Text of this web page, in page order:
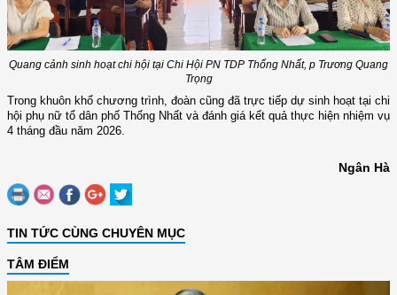
Quang cảnh sinh hoạt chi hội tại Chi Hội PN TDP Thống Nhất, p Trương Quang
Trọng
Trong khuôn khổ chương trình, đoàn cũng đã trực tiếp dự sinh hoạt tại chi
hội phụ nữ tổ dân phố Thống Nhất và đánh giá kết quả thực hiện nhiệm vụ
4 tháng đầu năm 2026.
Ngân Hà
TIN TỨC CÙNG CHUYÊN MỤC
TÂM ĐIỂM